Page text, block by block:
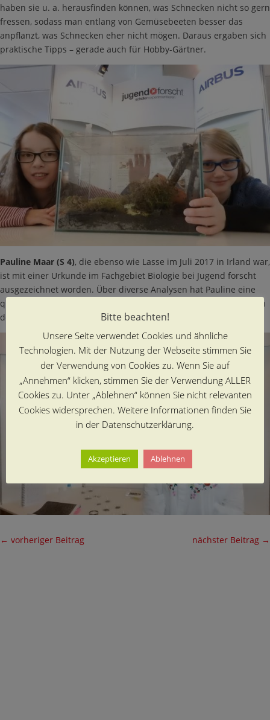
haben sie u. a. herausfinden können, was Schnecken nicht so gern
fressen, sodass man entlang von Gemüsebeeten besser das
anpflanzt, was Schnecken eher nicht mögen. Daraus ergaben sich
praktische Tipps – gerade auch für Hobby-Gärtner.
Pauline Maar (S 4), die ebenso wie Lasse im Juli 2017 in Irland war,
ist mit einer Urkunde im Fachgebiet Biologie bei Jugend forscht
ausgezeichnet worden. Über diverse Analysen hat Pauline eine
qualitative Bewertung des küstennahen marinen Lebensraums in
der Dundalk Bay vor der irischen Ostküste erarbeitet.
← vorheriger Beitrag nächster Beitrag →
Bitte beachten!
Unsere Seite verwendet Cookies und ähnliche
Technologien. Mit der Nutzung der Webseite stimmen Sie
der Verwendung von Cookies zu. Wenn Sie auf
„Annehmen“ klicken, stimmen Sie der Verwendung ALLER
Cookies zu. Unter „Ablehnen“ können Sie nicht relevanten
Cookies widersprechen. Weitere Informationen finden Sie
in der Datenschutzerklärung.
Akzeptieren Ablehnen